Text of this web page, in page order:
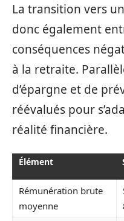
La transition vers
donc également
conséquences
à la retraite.
d’épargne et de
réévalués pour
réalité financière.
Élément
Rémunération brute
moyenne